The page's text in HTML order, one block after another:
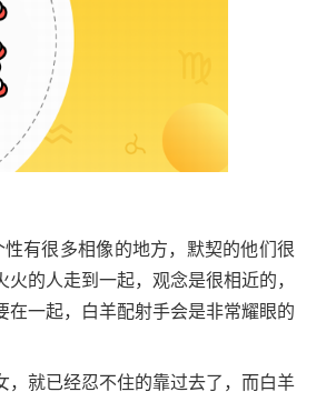
性有很多相像的地方，默契的他们很
的人走到一起，观念是很相近的，
一起，白羊配射手会是非常耀眼的
就已经忍不住的靠过去了，而白羊